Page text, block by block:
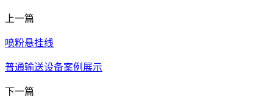
上一篇
喷粉悬挂线
普通输送设备案例展示
下一篇